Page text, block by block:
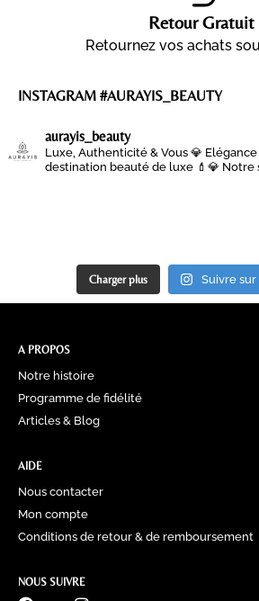
Retour Gratuit
Retournez vos achats
INSTAGRAM #AURAYIS_BEAUTY
aurayis_beauty
Luxe, Authenticité & Vous 💎
destination beauté de luxe 💄💎 Notre
Charger plus Suivre
A PROPOS
Notre histoire
Programme de fidélité
Articles & Blog
AIDE
Nous contacter
Mon compte
Conditions de retour & de remboursement
NOUS SUIVRE